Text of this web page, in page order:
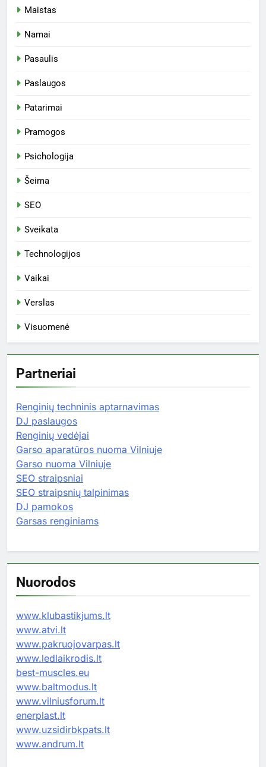
Maistas
Namai
Pasaulis
Paslaugos
Patarimai
Pramogos
Psichologija
Šeima
SEO
Sveikata
Technologijos
Vaikai
Verslas
Visuomenė
Partneriai
Renginių techninis aptarnavimas
DJ paslaugos
Renginių vedėjai
Garso aparatūros nuoma Vilniuje
Garso nuoma Vilniuje
SEO straipsniai
SEO straipsnių talpinimas
DJ pamokos
Garsas renginiams
Nuorodos
www.klubastikjums.lt
www.atvi.lt
www.pakruojovarpas.lt
www.ledlaikrodis.lt
best-muscles.eu
www.baltmodus.lt
www.vilniusforum.lt
enerplast.lt
www.uzsidirbkpats.lt
www.andrum.lt